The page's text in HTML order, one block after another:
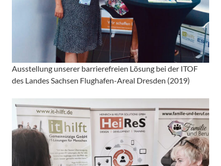
Ausstellung unserer barrierefreien Lösung bei der ITOF
des Landes Sachsen Flughafen-Areal Dresden (2019)